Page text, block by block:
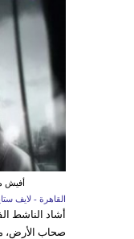
أفيش
القاهرة - لايف
أشاد الناشط
صحاب الأرض،